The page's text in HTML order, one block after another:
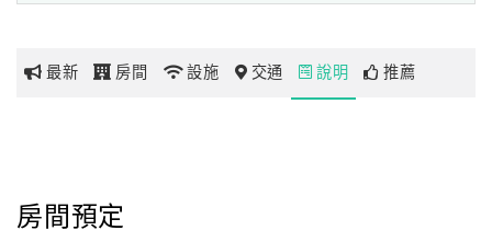
玩
地
圖
最新 房間 設施 交通 說明 推薦
房間預定